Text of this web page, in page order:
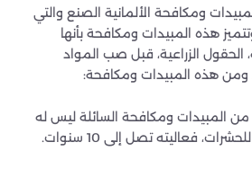
ومكافحة الألمانية الصنع والتي
هذه المبيدات ومكافحة بأنها
الحقول الزراعية، قبل صب المواد
ومن هذه المبيدات ومكافحة:
من المبيدات ومكافحة السائلة ليس له
فعاليته تصل إلى 10 سنوات.